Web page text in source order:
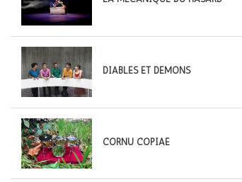
DIABLES ET DEMONS
CORNU COPIAE